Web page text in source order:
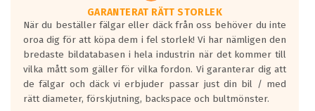
rullmotståndets ljud överträffa
motorljudet.
På däckmärkningen kommer det finnas
en symbol av ett däck med vågar. Hög
bullernivå markeras med svarta vågor
medans de vita vågorna påvisar om det är
ett tyst däck.
GARANTERAT RÄTT STORLEK
När du beställer fälgar eller däck från oss behöver du inte
oroa dig för att köpa dem i fel storlek! Vi har nämligen den
bredaste bildatabasen i hela industrin när det kommer till
vilka mått som gäller för vilka fordon. Vi garanterar dig att
de fälgar och däck vi erbjuder passar just din bil / med
rätt diameter, förskjutning, backspace och bultmönster.